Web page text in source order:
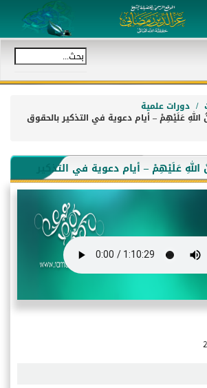
دورات علمية
عَلَيْهِمْ – أيام دعوية في التذكير بالحقوق
عَلَيْهِمْ – أيام دعوية في التذكير